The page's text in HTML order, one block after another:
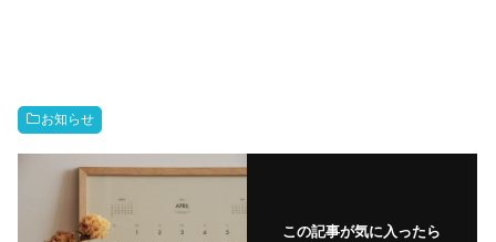
お知らせ
この記事が気に入ったら